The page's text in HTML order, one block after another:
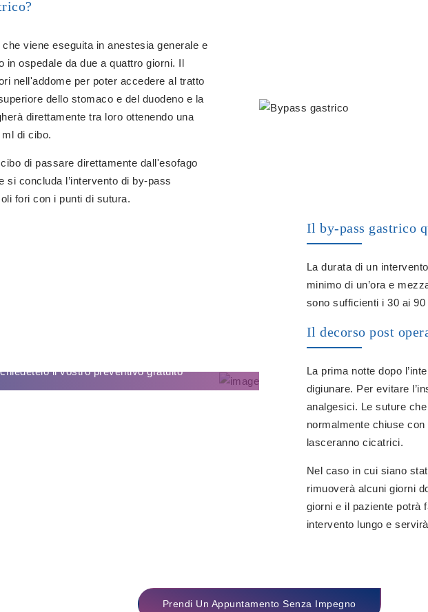
viene eseguita in anestesia generale e
in ospedale da due a quattro giorni. Il
nell'addome per poter accedere al tratto
dello stomaco e del duodeno e la
direttamente tra loro ottenendo una
di cibo.
di passare direttamente dall'esofago
concluda l’intervento di by-pass
fori con i punti di sutura.
il vostro preventivo gratuito
Il by-pass gastrico
La durata di un
minimo di un’ora e
sono sufficienti i 30 ai 90
Il decorso post
La prima notte dopo
digiunare. Per evitare
analgesici. Le suture
normalmente chiuse
lasceranno cicatrici.
Nel caso in cui siano
rimuoverà alcuni giorni
giorni e il paziente potrà
intervento lungo e
Prendi Un Appuntamento Senza Impegno